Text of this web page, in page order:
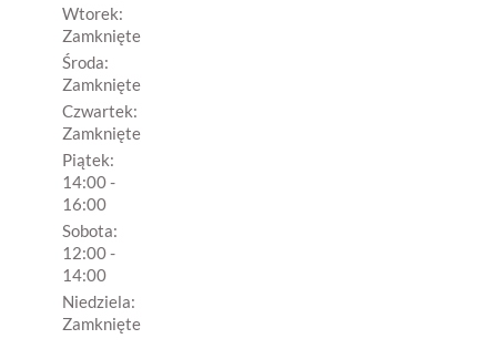
Wtorek:
Zamknięte
Środa:
Zamknięte
Czwartek:
Zamknięte
Piątek:
14:00 -
16:00
Sobota:
12:00 -
14:00
Niedziela:
Zamknięte